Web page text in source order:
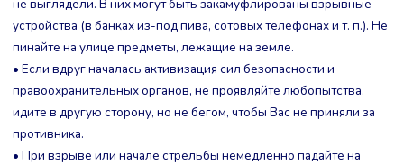
не выглядели. В них могут быть закамуфлированы взрывные
устройства (в банках из-под пива, сотовых телефонах и т. п.). Не
пинайте на улице предметы, лежащие на земле.
• Если вдруг началась активизация сил безопасности и
правоохранительных органов, не проявляйте любопытства,
идите в другую сторону, но не бегом, чтобы Вас не приняли за
противника.
• При взрыве или начале стрельбы немедленно падайте на